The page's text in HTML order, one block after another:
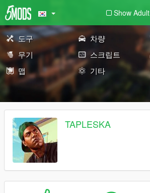
Show Adult
도구 차량
무기
스크립트
맵
기타
TAPLESKA